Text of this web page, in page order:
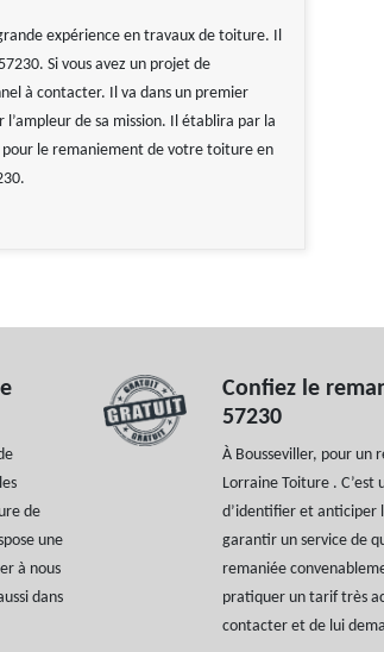
expérience en travaux de toiture. Il
Si vous avez un projet de
à contacter. Il va dans un premier
de sa mission. Il établira par la
le remaniement de votre toiture en
de
une
à nous
dans
Confiez le
57230
À Bousseviller, pour un
Lorraine Toiture . C’est
d’identifier et anticiper
garantir un service de
remaniée
pratiquer un tarif très
contacter et de lui